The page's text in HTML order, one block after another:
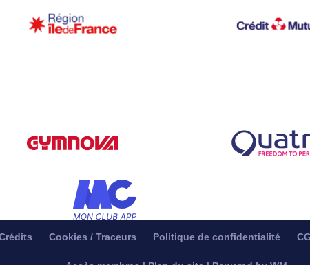
Cookies / Traceurs Politique de confidentialité